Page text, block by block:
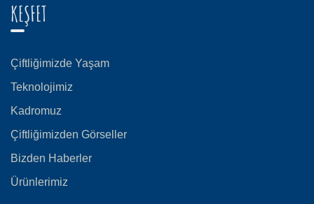
KEŞFET
Çiftliğimizde Yaşam
Teknolojimiz
Kadromuz
Çiftliğimizden Görseller
Bizden Haberler
Ürünlerimiz